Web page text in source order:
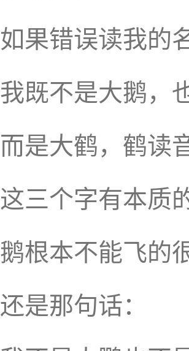
如果错误读我的
我既不是大鹅，
而是大鹤，鹤读
这三个字有本质
鹅根本不能飞的
还是那句话：